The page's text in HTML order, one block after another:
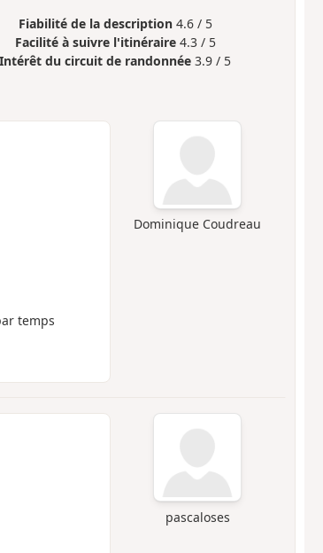
Fiabilité de la description 4.6 / 5
Facilité à suivre l'itinéraire 4.3 / 5
Intérêt du circuit de randonnée 3.9 / 5
Dominique Coudreau
temps
pascaloses